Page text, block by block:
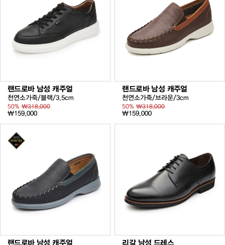
랜드로바 남성 캐주얼
천연소가죽/블랙/3.5cm
50% ₩318,000
₩159,000
랜드로바 남성 캐주얼
천연소가죽/브라운/3cm
50%₩318,000
₩159,000
랜드로바 남성 캐주얼 리갈 남성 드레스